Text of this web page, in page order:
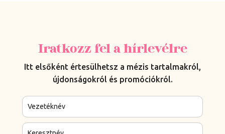
Iratkozz fel a hírlevélre
Itt elsőként értesülhetsz a mézis tartalmakról,
újdonságokról és promóciókról.